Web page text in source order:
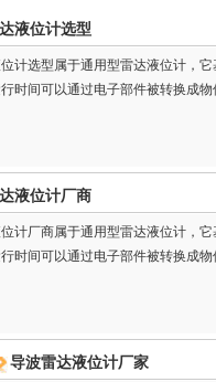
液位计选型
计选型属于通用型雷达液位计，
时间可以通过电子部件被转换成物
液位计厂商
计厂商属于通用型雷达液位计，
时间可以通过电子部件被转换成物
导波雷达液位计厂家